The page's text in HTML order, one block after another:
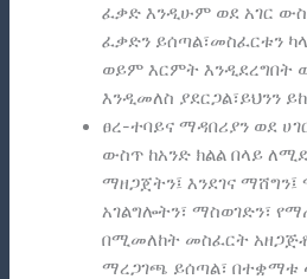
ፈቃድ እንዲሁም ወደ አገር
ፈቃድን ይሰጣል፣መስፈርቱን
ወይም እርምት እንዲደረግበት
እንዲመለስ ያደርጋል፣ይህንን
ፀረ-ተባይና ማዳበሪያን ወደ
ውስጥ ከአንድ ክልል በላይ
ማዘጋጀትን፤ እንደገና
አገልግሎትን፣ ማስወገድን፣
በሚመለከት መስፈርት
ማረጋገጫ ይሰጣል፣ በተቋማቱ